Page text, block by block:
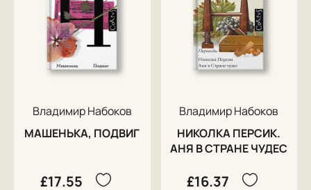
Владимир Набоков
МАШЕНЬКА, ПОДВИГ
£17.55
Владимир Набоков
НИКОЛКА ПЕРСИК.
АНЯ В СТРАНЕ ЧУДЕС
£16.37